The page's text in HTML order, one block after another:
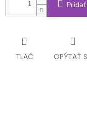
TLAČ OPÝTAŤ